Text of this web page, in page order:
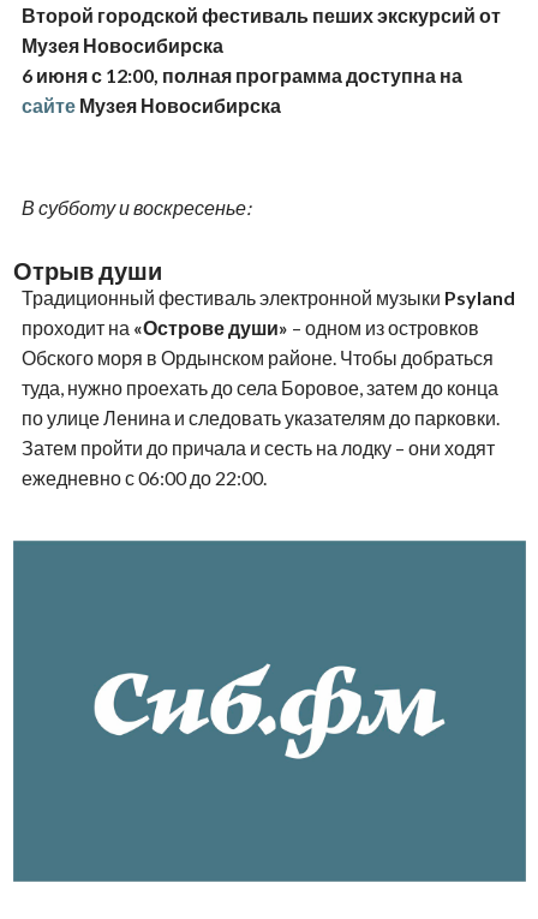
Второй городской фестиваль пеших экскурсий от
Музея Новосибирска
6 июня с 12:00, полная программа доступна на
сайтеМузея Новосибирска
В субботу и воскресенье:
Отрыв души
Традиционный фестиваль электронной музыки Psyland
проходит на «Острове души» – одном из островков
Обского моря в Ордынском районе. Чтобы добраться
туда, нужно проехать до села Боровое, затем до конца
по улице Ленина и следовать указателям до парковки.
Затем пройти до причала и сесть на лодку – они ходят
ежедневно с 06:00 до 22:00.